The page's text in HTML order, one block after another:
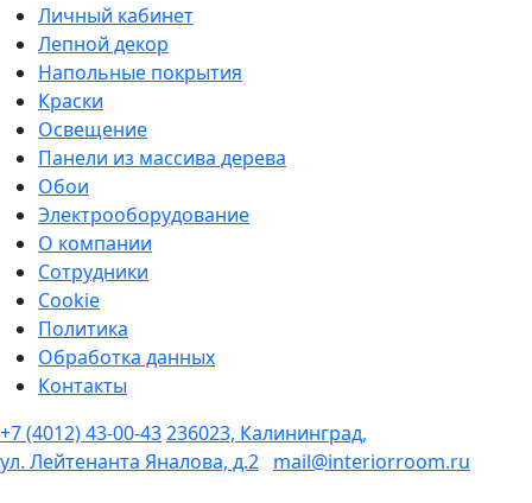
Личный кабинет
Лепной декор
Напольные покрытия
Краски
Освещение
Панели из массива дерева
Обои
Электрооборудование
О компании
Сотрудники
Cookie
Политика
Обработка данных
Контакты
+7 (4012) 43-00-43236023, Калининград,
ул. Лейтенанта Яналова, д.2 mail@interiorroom.ru